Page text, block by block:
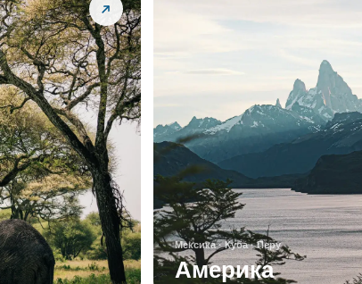
Мексика · Куба · Перу
Америка